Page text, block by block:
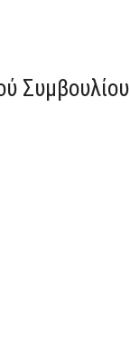
Συμβουλίου